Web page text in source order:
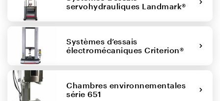
servohydrauliques Landmark®
Systèmes d’essais
électromécaniques Criterion®
Chambres environnementales
série 651